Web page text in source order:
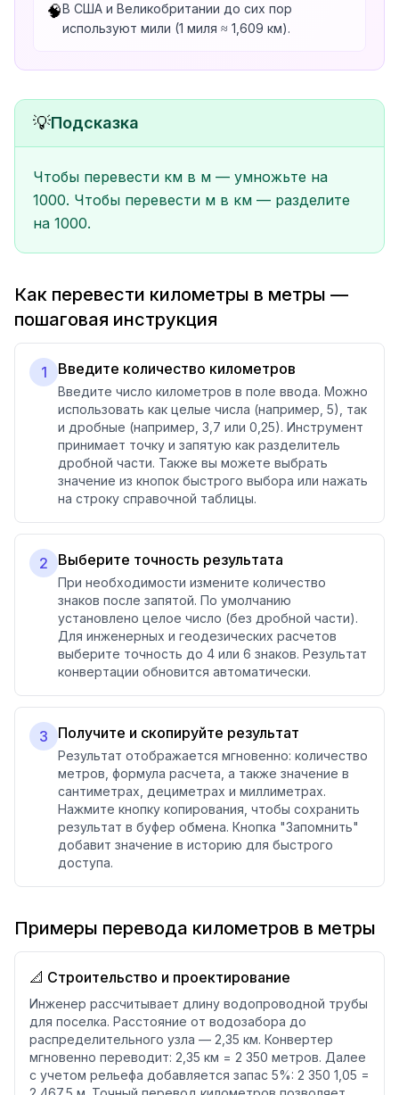
🧠В США и Великобритании до сих пор
используют мили (1 миля ≈ 1,609 км).
💡Подсказка
Чтобы перевести км в м — умножьте на
1000. Чтобы перевести м в км — разделите
на 1000.
Как перевести километры в метры —
пошаговая инструкция
1 Введите количество километров
Введите число километров в поле ввода. Можно
использовать как целые числа (например, 5), так
и дробные (например, 3,7 или 0,25). Инструмент
принимает точку и запятую как разделитель
дробной части. Также вы можете выбрать
значение из кнопок быстрого выбора или нажать
на строку справочной таблицы.
2 Выберите точность результата
При необходимости измените количество
знаков после запятой. По умолчанию
установлено целое число (без дробной части).
Для инженерных и геодезических расчетов
выберите точность до 4 или 6 знаков. Результат
конвертации обновится автоматически.
3 Получите и скопируйте результат
Результат отображается мгновенно: количество
метров, формула расчета, а также значение в
сантиметрах, дециметрах и миллиметрах.
Нажмите кнопку копирования, чтобы сохранить
результат в буфер обмена. Кнопка "Запомнить"
добавит значение в историю для быстрого
доступа.
Примеры перевода километров в метры
📐 Строительство и проектирование
Инженер рассчитывает длину водопроводной трубы
для поселка. Расстояние от водозабора до
распределительного узла — 2,35 км. Конвертер
мгновенно переводит: 2,35 км = 2 350 метров. Далее
с учетом рельефа добавляется запас 5%: 2 350 1,05 =